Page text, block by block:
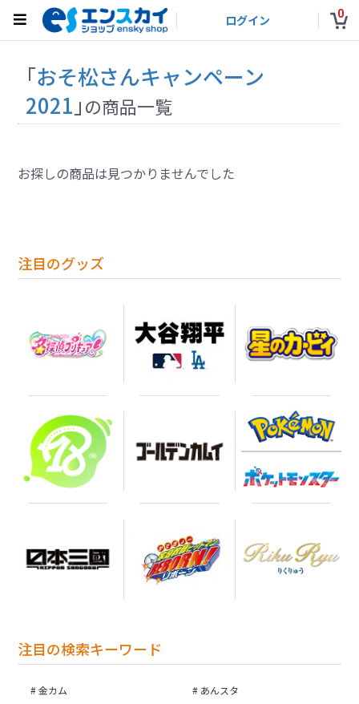
ログイン 0
注目のグッズ
注目の検索キーワード
金カム
あんスタ
「おそ松さんキャンペーン
2021 」の商品一覧
お探しの商品は見つかりませんでした